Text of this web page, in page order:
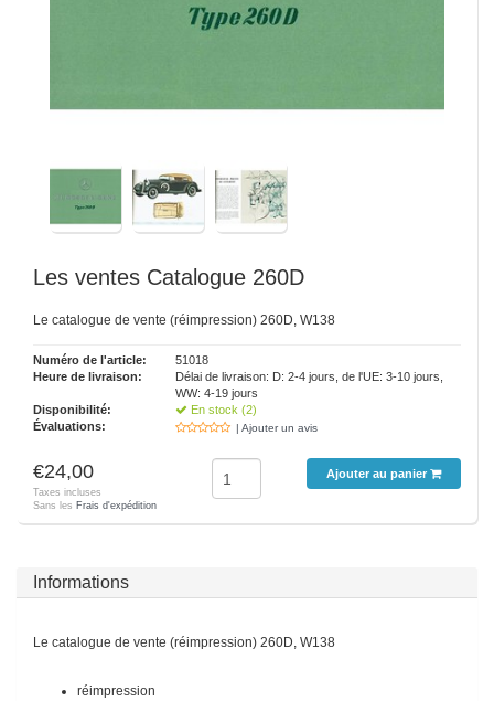
Les ventes Catalogue 260D
Le catalogue de vente (réimpression) 260D, W138
Numéro de l'article:
51018
Heure de livraison:
Délai de livraison: D: 2-4 jours, de l'UE: 3-10 jours,
WW: 4-19 jours
Disponibilité:
En stock (2)
Évaluations:
| Ajouter un avis
€24,00
Taxes incluses
Sans les Frais d'expédition
Ajouter au panier
Informations
Le catalogue de vente (réimpression) 260D, W138
réimpression